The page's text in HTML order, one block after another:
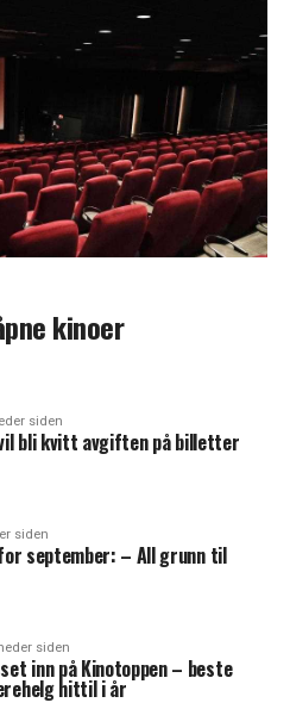
kinoer
siden
bli kvitt avgiften på billetter
siden
september: – All grunn til
siden
inn på Kinotoppen – beste
hittil i år